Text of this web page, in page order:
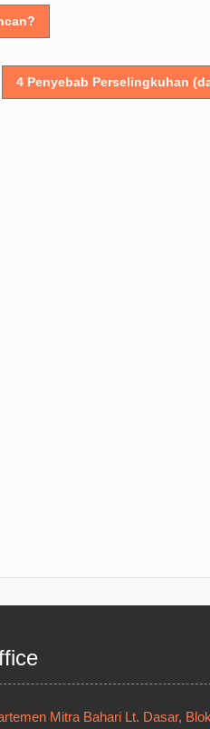
4 Penyebab Perselingkuhan
Mitra Bahari Lt. Dasar, Blok